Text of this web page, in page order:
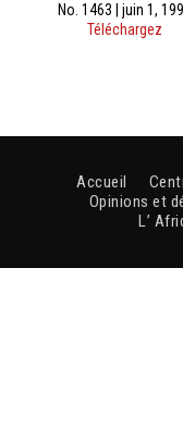
No. 1463 | juin 1,
Téléchargez
Accueil
Opinions et
L’